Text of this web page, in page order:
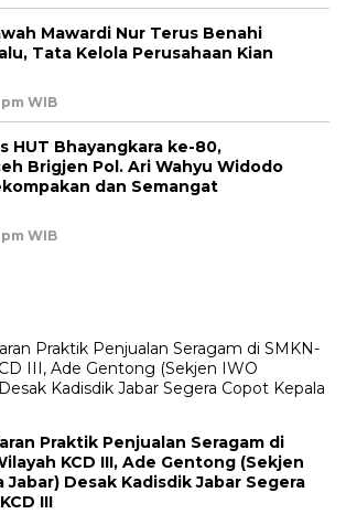
Mawardi Nur Terus Benahi
Tata Kelola Perusahaan Kian
WIB
HUT Bhayangkara ke-80,
Brigjen Pol. Ari Wahyu Widodo
dan Semangat
WIB
Praktik Penjualan Seragam di
KCD III, Ade Gentong (Sekjen
Jabar) Desak Kadisdik Jabar Segera
III